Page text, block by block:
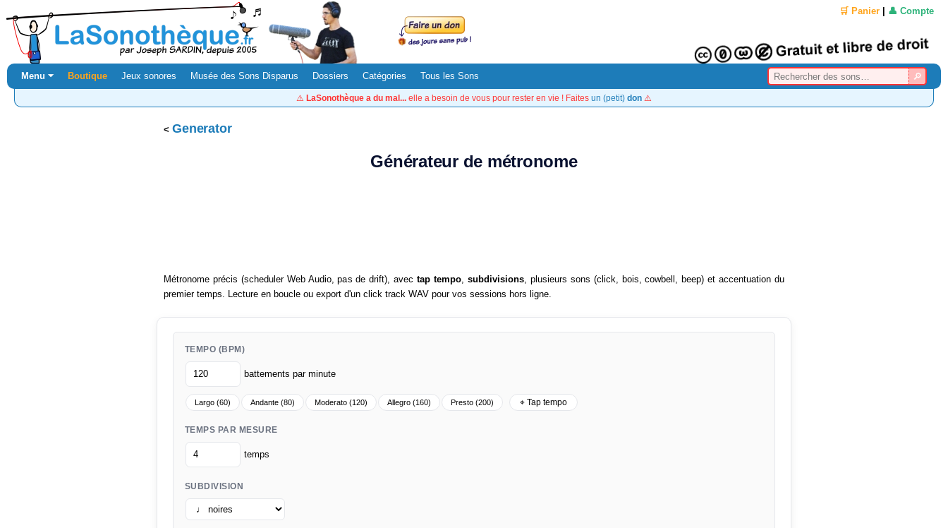
🛒 Panier 👤 Compte
Menu ⏷ Boutique Jeux sonores Musée des Sons Disparus Dossiers Catégories Tous les Sons
⚠️ LaSonothèque a du mal... elle a besoin de vous pour rester en vie ! Faites un (petit) don ⚠️
Generator
Générateur de métronome
Métronome précis (scheduler Web Audio, pas de drift), avectap tempo, subdivisions, plusieurs sons (click, bois, cowbell, beep) et accentuation du
premier temps. Lecture en boucle ou export d'un click track WAV pour vos sessions hors ligne.
TEMPO (BPM)
battements par minute
Largo (60) Andante (80) Moderato (120) Allegro (160) Presto (200) ⌖ Tap tempo
TEMPS PAR MESURE
temps
SUBDIVISION